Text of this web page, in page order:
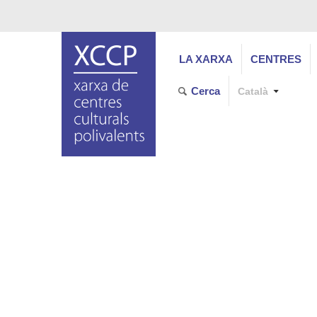
LA XARXA CENTRES
Cerca Català